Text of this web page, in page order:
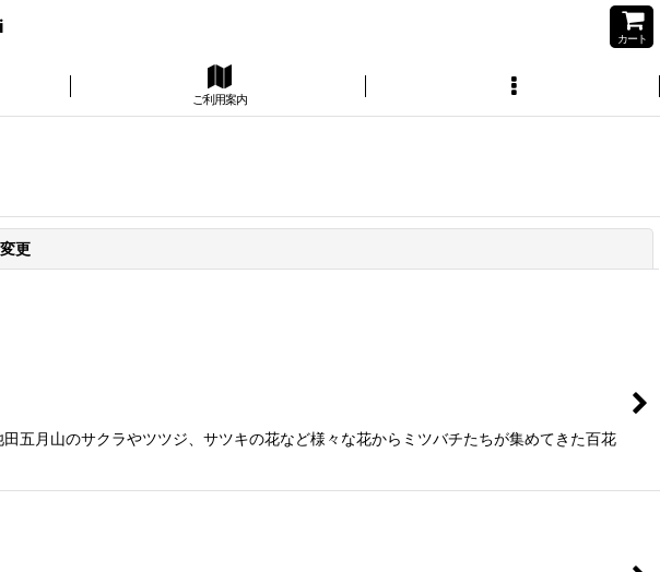
カート
ご利用案内
更
五月山のサクラやツツジ、サツキの花など様々な花からミツバチたちが集めてきた百花